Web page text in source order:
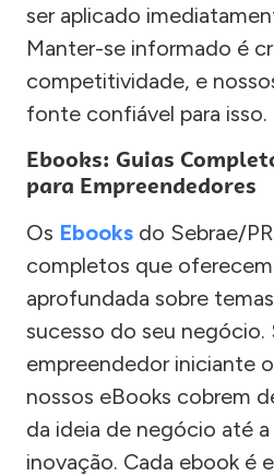
ser aplicado
Manter-se informado é
competitividade, e
fonte confiável para isso.
Ebooks: Guias
para Empreendedores
Os Ebooks do Sebrae/
completos que
aprofundada sobre
sucesso do seu negócio.
empreendedor iniciante
nossos eBooks cobrem
da ideia de negócio até
inovação. Cada ebook é